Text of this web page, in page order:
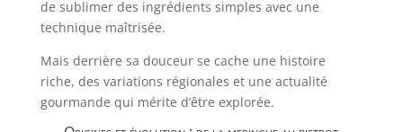
de sublimer des ingrédients simples avec une
technique maîtrisée.
Mais derrière sa douceur se cache une histoire
riche, des variations régionales et une actualité
gourmande qui mérite d’être explorée.